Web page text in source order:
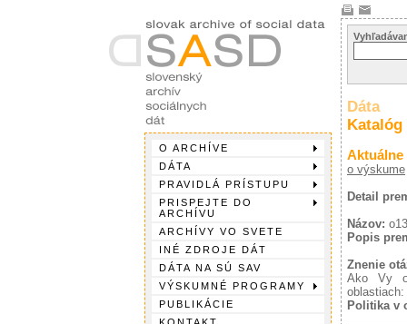
O ARCHÍVE
DÁTA
PRAVIDLÁ PRÍSTUPU
PRISPEJTE DO
ARCHÍVU
ARCHÍVY VO SVETE
INÉ ZDROJE DÁT
DÁTA NA SÚ SAV
VÝSKUMNÉ PROGRAMY
PUBLIKÁCIE
KONTAKT
Dáta
Katalóg
Aktuálne
o výskume
Detail
Názov:
Popis
Znenie
Ako Vy
oblastiach:
Politika v